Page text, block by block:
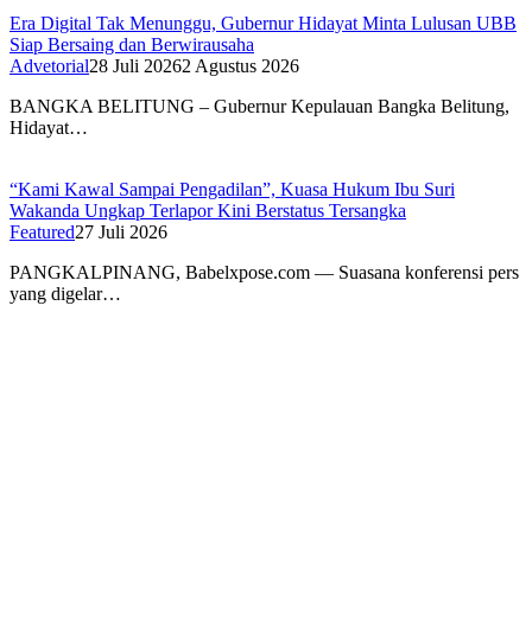
Era Digital Tak Menunggu, Gubernur Hidayat Minta Lulusan UBB
Siap Bersaing dan Berwirausaha
Advetorial28 Juli 20262 Agustus 2026
BANGKA BELITUNG – Gubernur Kepulauan Bangka Belitung,
Hidayat…
“Kami Kawal Sampai Pengadilan”, Kuasa Hukum Ibu Suri
Wakanda Ungkap Terlapor Kini Berstatus Tersangka
Featured27 Juli 2026
PANGKALPINANG, Babelxpose.com — Suasana konferensi pers
yang digelar…